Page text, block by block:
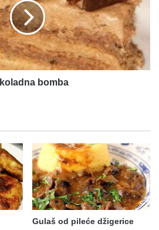
bomba
Gulaš od pileće džigerice